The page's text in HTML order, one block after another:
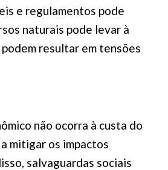
e regulamentos pode
naturais pode levar à
resultar em tensões
não ocorra à custa do
mitigar os impactos
salvaguardas sociais